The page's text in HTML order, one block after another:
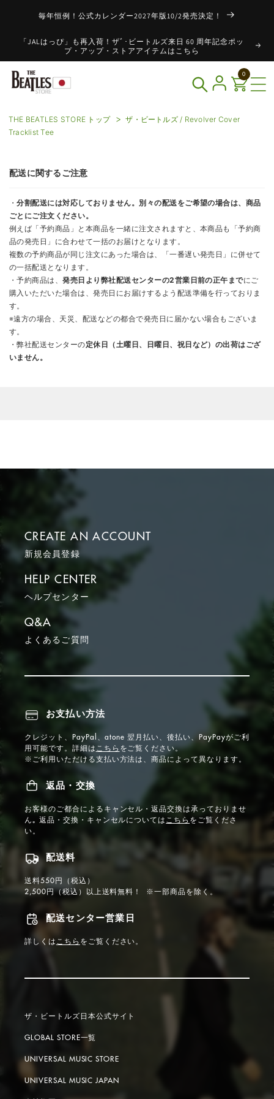
ンツに毎年恒例！公式カレンダー2027年版10/2発売決定！
「JALはっぴ」も再入荷！ザﾞ･ビートルズ来日 60 周年記念ポッ
プ・アップ・ストアアイテムはこちら
0
THE BEATLES STORE トップ
ザ・ビートルズ / Revolver Cover
Tracklist Tee
配送に関するご注意
・分割配送には対応しておりません。別々の配送をご希望の場合は、商品
ごとにご注文ください。
例えば「予約商品」と本商品を一緒に注文されますと、本商品も「予約商
品の発売日」に合わせて一括のお届けとなります。
複数の予約商品が同じ注文にあった場合は、「一番遅い発売日」に併せて
の一括配送となります。
・予約商品は、発売日より弊社配送センターの2営業日前の正午までにご
購入いただいた場合は、発売日にお届けするよう配送準備を行っておりま
す。
※遠方の場合、天災、配送などの都合で発売日に届かない場合もございま
す。
・弊社配送センターの定休日（土曜日、日曜日、祝日など）の出荷はござ
いません。
CREATE AN ACCOUNT
新規会員登録
HELP CENTER
ヘルプセンター
Q&A
よくあるご質問
お支払い方法
クレジット、PayPal、atone 翌月払い、後払い、PayPayがご利
用可能です。詳細は こちら をご覧ください。
※ご利用いただける支払い方法は、商品によって異なります。
返品・交換
お客様のご都合によるキャンセル・返品交換は承っておりませ
ん｡ 返品・交換・キャンセルについては こちら をご覧くださ
い。
配送料
送料550円（税込）
2,500円（税込）以上送料無料！ ※一部商品を除く。
配送センター営業日
詳しくは こちら をご覧ください。
ザ・ビートルズ日本公式サイト
GLOBAL STORE一覧
UNIVERSAL MUSIC STORE
UNIVERSAL MUSIC JAPAN